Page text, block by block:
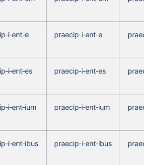
praecip‑i‑ent‑e
praecip‑i‑ent‑es
praecip‑i‑ent‑ium
praecip‑i‑ent‑ibus